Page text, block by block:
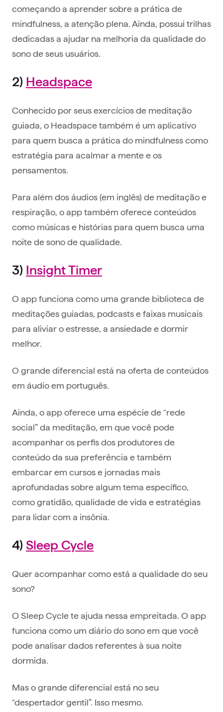
começando a aprender sobre a prática de
mindfulness, a atenção plena. Ainda, possui trilhas
dedicadas a ajudar na melhoria da qualidade do
sono de seus usuários.
2) Headspace
Conhecido por seus exercícios de meditação
guiada, o Headspace também é um aplicativo
para quem busca a prática do mindfulness como
estratégia para acalmar a mente e os
pensamentos.
Para além dos áudios (em inglês) de meditação e
respiração, o app também oferece conteúdos
como músicas e histórias para quem busca uma
noite de sono de qualidade.
3) Insight Timer
O app funciona como uma grande biblioteca de
meditações guiadas, podcasts e faixas musicais
para aliviar o estresse, a ansiedade e dormir
melhor.
O grande diferencial está na oferta de conteúdos
em áudio em português.
Ainda, o app oferece uma espécie de “rede
social” da meditação, em que você pode
acompanhar os perfis dos produtores de
conteúdo da sua preferência e também
embarcar em cursos e jornadas mais
aprofundadas sobre algum tema específico,
como gratidão, qualidade de vida e estratégias
para lidar com a insônia.
4) Sleep Cycle
Quer acompanhar como está a qualidade do seu
sono?
O Sleep Cycle te ajuda nessa empreitada. O app
funciona como um diário do sono em que você
pode analisar dados referentes à sua noite
dormida.
Mas o grande diferencial está no seu
“despertador gentil”. Isso mesmo.